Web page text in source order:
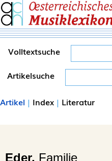
Volltextsuche
Artikelsuche
Artikel | Index | Literatur
Eder, Familie